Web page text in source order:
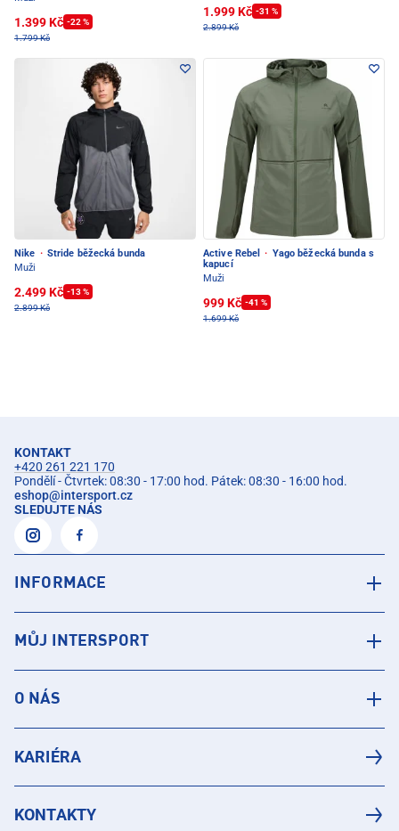
1.399 Kč -22 %
1.799 Kč
1.999 Kč -31 %
2.899 Kč
Nike · Stride běžecká bunda
Muži
2.499 Kč -13 %
2.899 Kč
Active Rebel · Yago běžecká bunda s
kapucí
Muži
999 Kč -41 %
1.699 Kč
KONTAKT
+420 261 221 170
Pondělí - Čtvrtek: 08:30 - 17:00 hod. Pátek: 08:30 - 16:00 hod.
eshop@intersport.cz
SLEDUJTE NÁS
INFORMACE
MŮJ INTERSPORT
O NÁS
KARIÉRA
KONTAKTY